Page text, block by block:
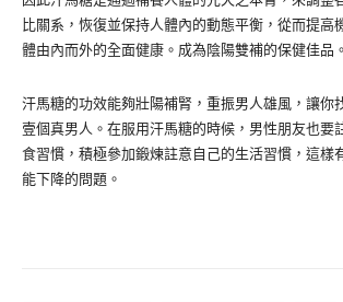
比關系，恢復並保持人體內的動態平衡，從而提高
體由內而外的全面健康。成為陰陽雙補的保健佳品。
汗馬糖的功效能夠壯陽補腎，重振男人雄風，讓你
壹個真男人。在服用汗馬糖的時候，男性朋友也要
食習慣，積極參加鍛煉註意自己的生活習慣，這樣
能下降的問題。